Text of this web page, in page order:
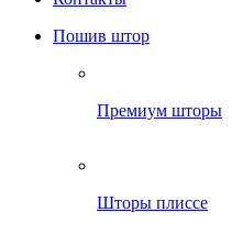
Пошив штор
Премиум шторы
Шторы плиссе